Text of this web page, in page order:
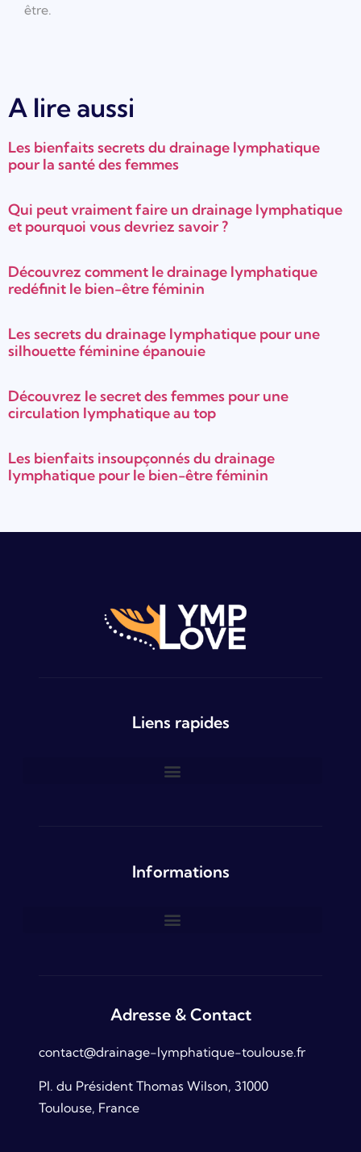
être.
A lire aussi
Les bienfaits secrets du drainage lymphatique
pour la santé des femmes
Qui peut vraiment faire un drainage lymphatique
et pourquoi vous devriez savoir ?
Découvrez comment le drainage lymphatique
redéfinit le bien-être féminin
Les secrets du drainage lymphatique pour une
silhouette féminine épanouie
Découvrez le secret des femmes pour une
circulation lymphatique au top
Les bienfaits insoupçonnés du drainage
lymphatique pour le bien-être féminin
Liens rapides
Informations
Adresse & Contact
contact@drainage-lymphatique-toulouse.fr
Pl. du Président Thomas Wilson, 31000
Toulouse, France